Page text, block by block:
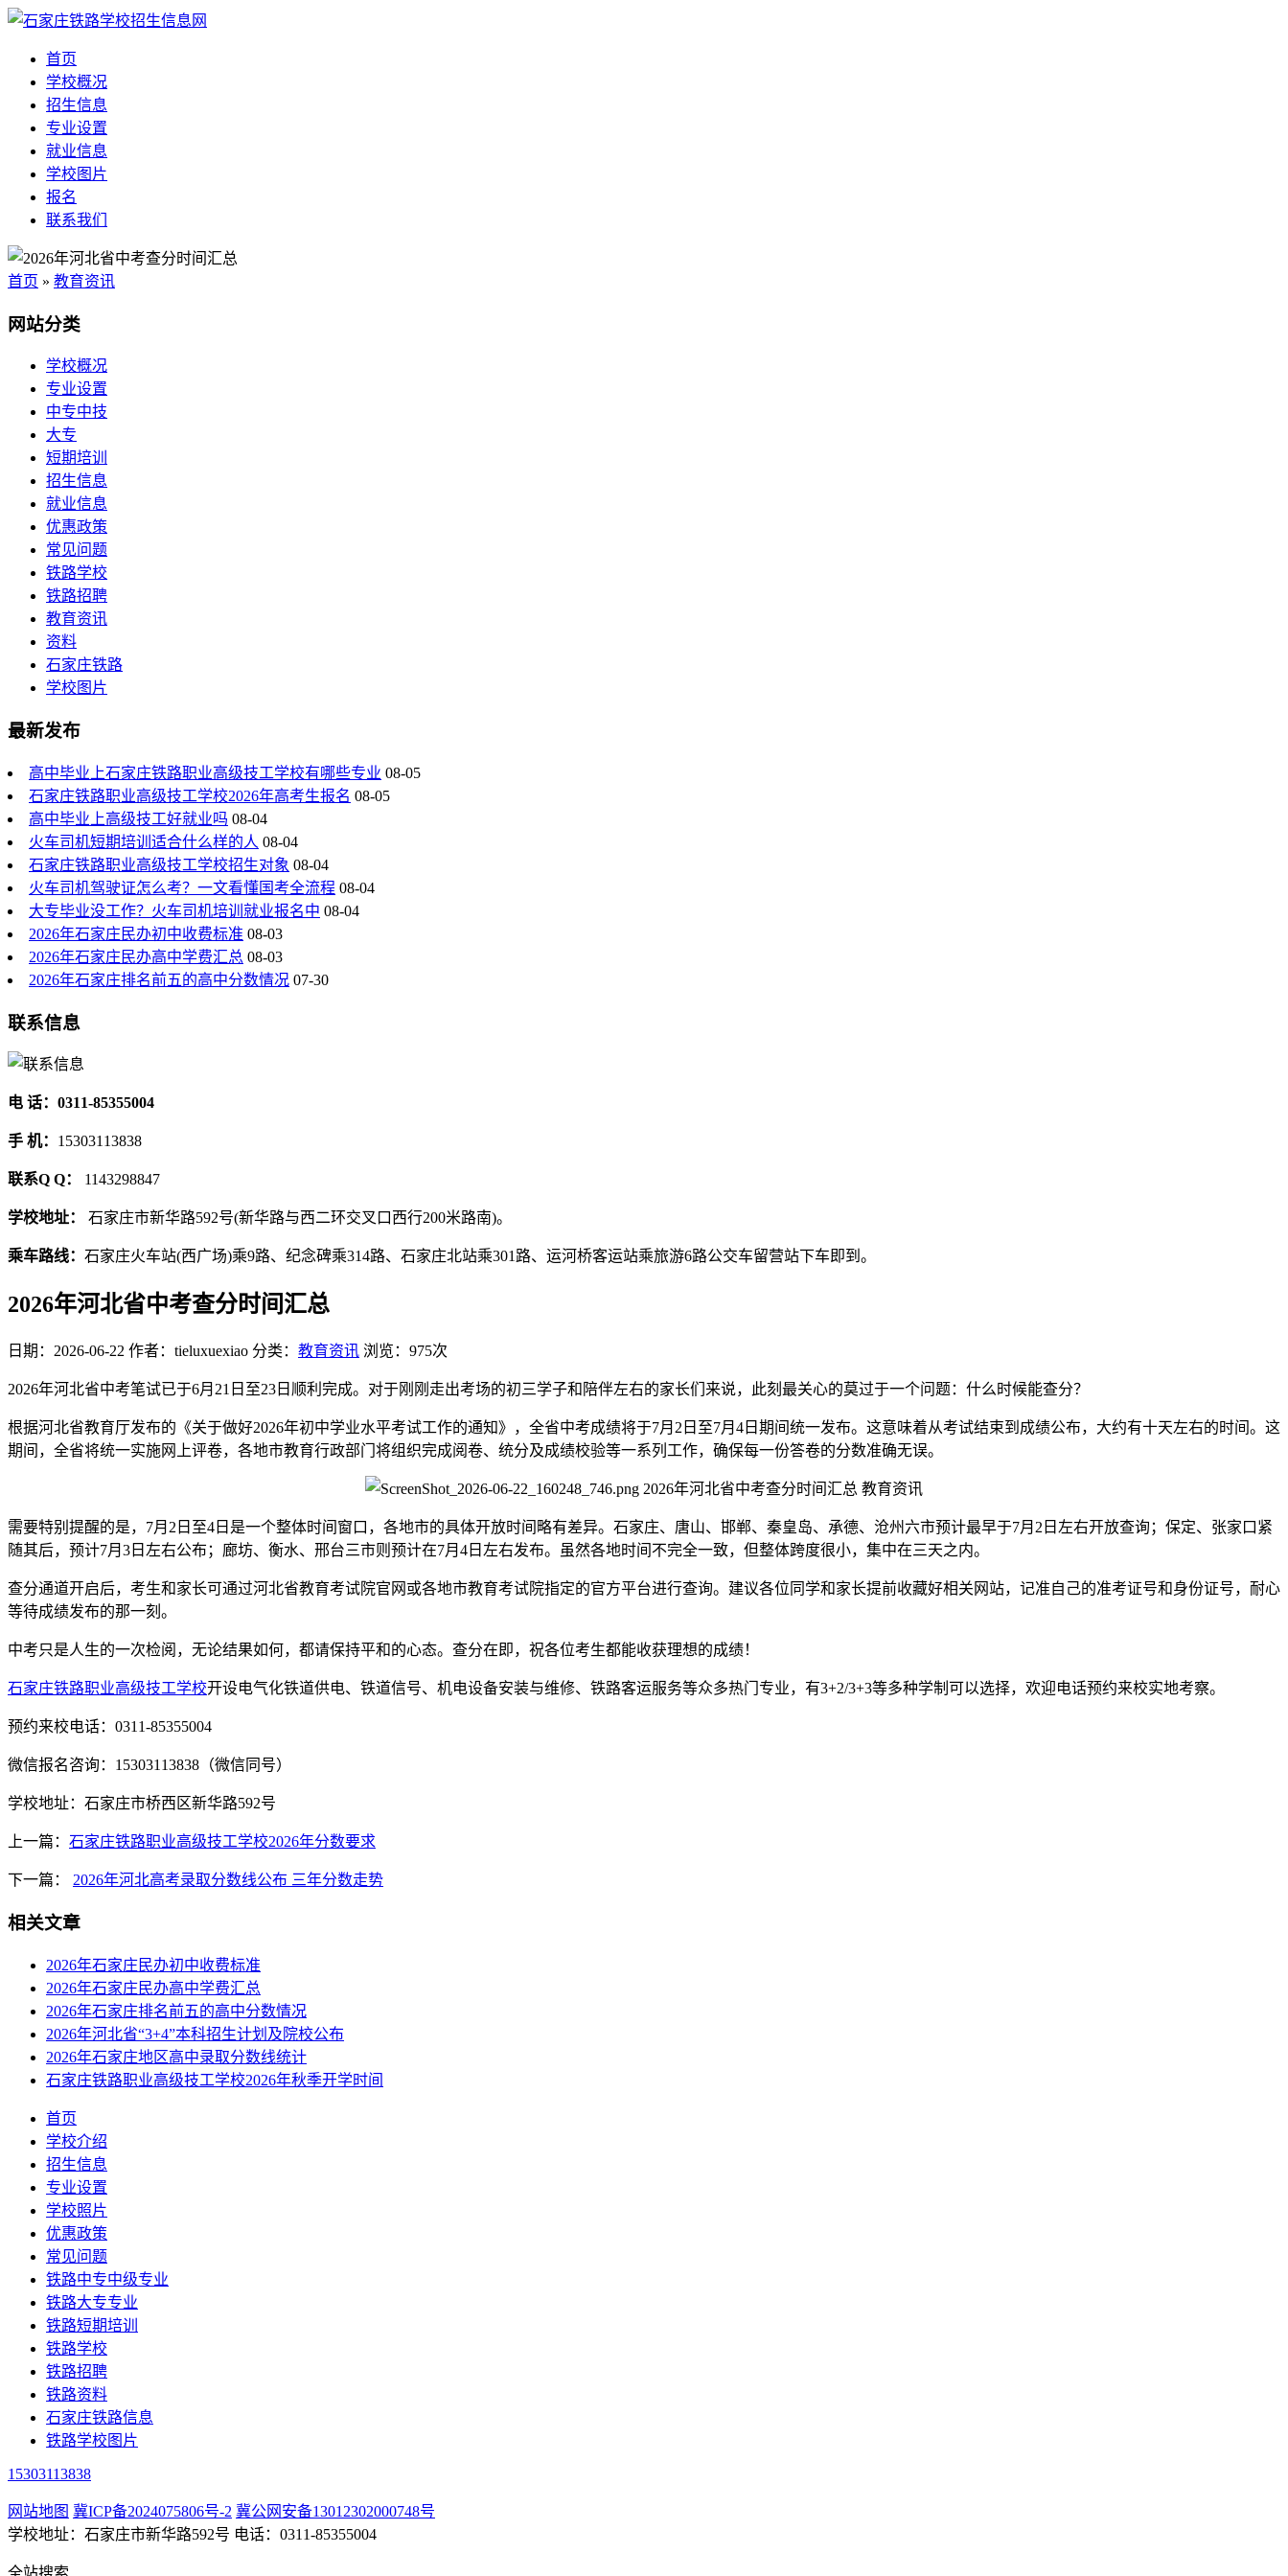
首页
学校概况
招生信息
专业设置
就业信息
学校图片
报名
联系我们
首页 » 教育资讯
网站分类
学校概况
专业设置
中专中技
大专
短期培训
招生信息
就业信息
优惠政策
常见问题
铁路学校
铁路招聘
教育资讯
资料
石家庄铁路
学校图片
最新发布
高中毕业上石家庄铁路职业高级技工学校有哪些专业 08-05
石家庄铁路职业高级技工学校2026年高考生报名 08-05
高中毕业上高级技工好就业吗 08-04
火车司机短期培训适合什么样的人 08-04
石家庄铁路职业高级技工学校招生对象 08-04
火车司机驾驶证怎么考？一文看懂国考全流程 08-04
大专毕业没工作？火车司机培训就业报名中 08-04
2026年石家庄民办初中收费标准 08-03
2026年石家庄民办高中学费汇总 08-03
2026年石家庄排名前五的高中分数情况 07-30
联系信息
电 话：0311-85355004
手 机： 15303113838
联系Q Q： 1143298847
学校地址： 石家庄市新华路592号(新华路与西二环交叉口西行200米路南)。
乘车路线： 石家庄火车站(西广场)乘9路、纪念碑乘314路、石家庄北站乘301路、运河桥客运站乘旅游6路公交车留营站下车即到。
2026年河北省中考查分时间汇总
日期：2026-06-22 作者：tieluxuexiao 分类： 教育资讯 浏览：975次
2026年河北省中考笔试已于6月21日至23日顺利完成。对于刚刚走出考场的初三学子和陪伴左右的家长们来说，此刻最关心的莫过于一个问题：什么时候能查分？
根据河北省教育厅发布的《关于做好2026年初中学业水平考试工作的通知》，全省中考成绩将于7月2日至7月4日期间统一发布。这意味着从考试结束到成绩公布，大约有十天左右的时间。这
期间，全省将统一实施网上评卷，各地市教育行政部门将组织完成阅卷、统分及成绩校验等一系列工作，确保每一份答卷的分数准确无误。
需要特别提醒的是，7月2日至4日是一个整体时间窗口，各地市的具体开放时间略有差异。石家庄、唐山、邯郸、秦皇岛、承德、沧州六市预计最早于7月2日左右开放查询；保定、张家口紧
随其后，预计7月3日左右公布；廊坊、衡水、邢台三市则预计在7月4日左右发布。虽然各地时间不完全一致，但整体跨度很小，集中在三天之内。
查分通道开启后，考生和家长可通过河北省教育考试院官网或各地市教育考试院指定的官方平台进行查询。建议各位同学和家长提前收藏好相关网站，记准自己的准考证号和身份证号，耐心
等待成绩发布的那一刻。
中考只是人生的一次检阅，无论结果如何，都请保持平和的心态。查分在即，祝各位考生都能收获理想的成绩！
石家庄铁路职业高级技工学校开设电气化铁道供电、铁道信号、机电设备安装与维修、铁路客运服务等众多热门专业，有3+2/3+3等多种学制可以选择，欢迎电话预约来校实地考察。
预约来校电话：0311-85355004
微信报名咨询：15303113838（微信同号）
学校地址：石家庄市桥西区新华路592号
上一篇： 石家庄铁路职业高级技工学校2026年分数要求
下一篇： 2026年河北高考录取分数线公布 三年分数走势
相关文章
2026年石家庄民办初中收费标准
2026年石家庄民办高中学费汇总
2026年石家庄排名前五的高中分数情况
2026年河北省“3+4”本科招生计划及院校公布
2026年石家庄地区高中录取分数线统计
石家庄铁路职业高级技工学校2026年秋季开学时间
首页
学校介绍
招生信息
专业设置
学校照片
优惠政策
常见问题
铁路中专中级专业
铁路大专专业
铁路短期培训
铁路学校
铁路招聘
铁路资料
石家庄铁路信息
铁路学校图片
15303113838
网站地图 冀ICP备2024075806号-2 冀公网安备13012302000748号
学校地址：石家庄市新华路592号 电话：0311-85355004
全站搜索